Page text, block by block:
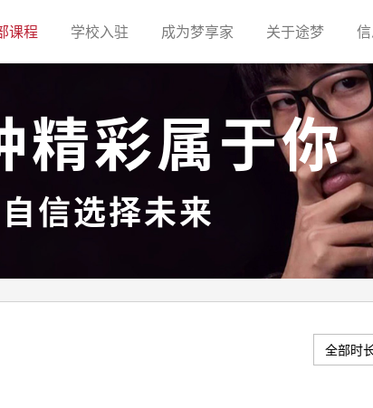
课程(current)学校入驻(current)成为梦享家(current)关于途梦
精彩属于你
信选择未来